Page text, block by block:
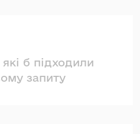
б підходили
запиту